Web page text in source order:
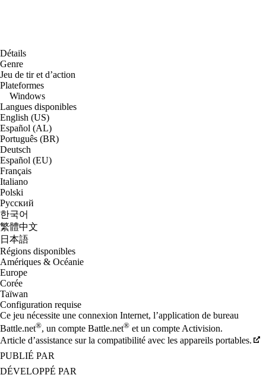
Détails
Genre
Jeu de tir et d’action
Plateformes
Windows
Langues disponibles
English (US)
Español (AL)
Português (BR)
Deutsch
Español (EU)
Français
Italiano
Polski
Русский
한국어
繁體中文
日本語
Régions disponibles
Amériques & Océanie
Europe
Corée
Taïwan
Configuration requise
Ce jeu nécessite une connexion Internet, l’application de bureau
Battle.net®, un compte Battle.net® et un compte Activision.
Article d’assistance sur la compatibilité avec les appareils portables.
PUBLIÉ PAR
DÉVELOPPÉ PAR